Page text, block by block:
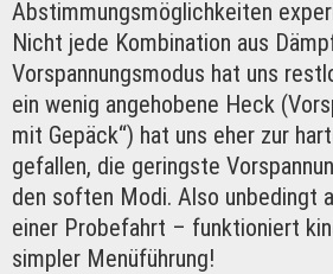
Abstimmungsmöglichkeiten
Nicht jede Kombination aus
Vorspannungsmodus hat uns
ein wenig angehobene Heck
mit Gepäck“) hat uns eher zur
gefallen, die geringste
den soften Modi. Also unbedingt
einer Probefahrt – funktioniert
simpler Menüführung!